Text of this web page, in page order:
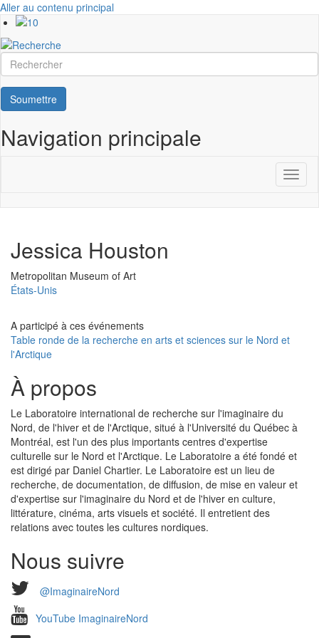
Aller au contenu principal
Rechercher
Soumettre
Navigation principale
Jessica Houston
Université
Metropolitan Museum of Art
États-Unis
A participé à ces événements
Table ronde de la recherche en arts et sciences sur le Nord et
l'Arctique
À propos
Le Laboratoire international de recherche sur l'imaginaire du
Nord, de l'hiver et de l'Arctique, situé à l'Université du Québec à
Montréal, est l'un des plus importants centres d'expertise
culturelle sur le Nord et l'Arctique. Le Laboratoire a été fondé et
est dirigé par Daniel Chartier. Le Laboratoire est un lieu de
recherche, de documentation, de diffusion, de mise en valeur et
d'expertise sur l'imaginaire du Nord et de l'hiver en culture,
littérature, cinéma, arts visuels et société. Il entretient des
relations avec toutes les cultures nordiques.
Nous suivre
@ImaginaireNord
YouTube ImaginaireNord